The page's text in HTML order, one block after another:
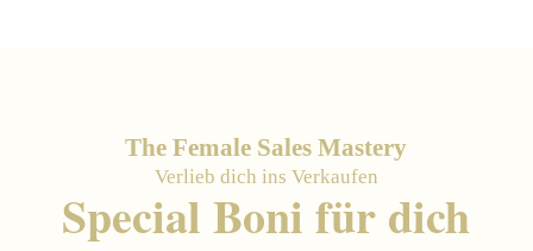
The Female Sales Mastery
Verlieb dich ins Verkaufen
Special Boni für dich